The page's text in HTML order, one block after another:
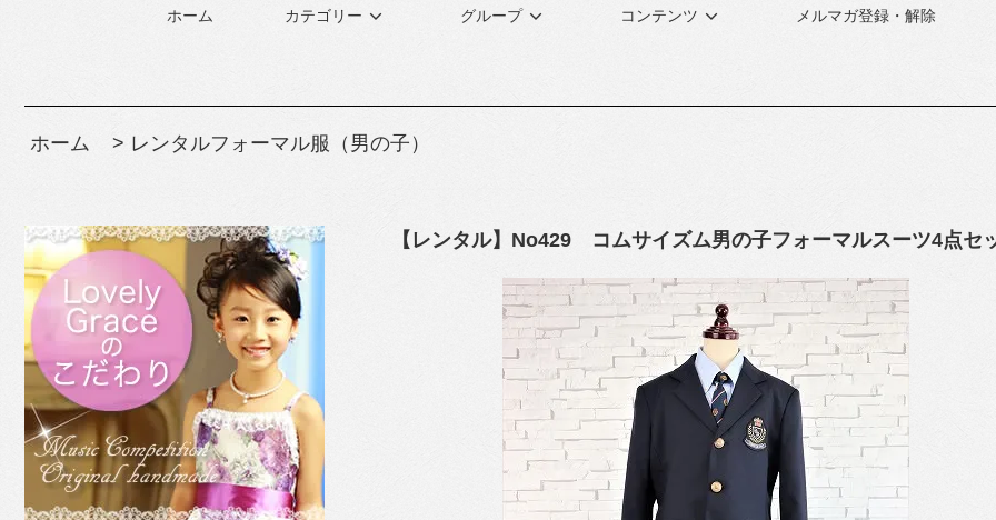
ホーム カテゴリー グループ コンテンツ メルマガ登録・解除
ホーム > レンタルフォーマル服（男の子）
【レンタル】No429 コムサイズム男の子フォーマルスーツ4点セ